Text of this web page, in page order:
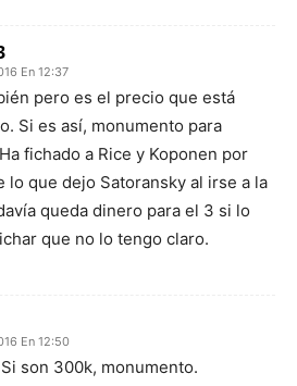
En 12:37
pero es el precio que está
Si es así, monumento para
fichado a Rice y Koponen por
lo que dejo Satoransky al irse a la
queda dinero para el 3 si lo
que no lo tengo claro.
En 12:50
son 300k, monumento.